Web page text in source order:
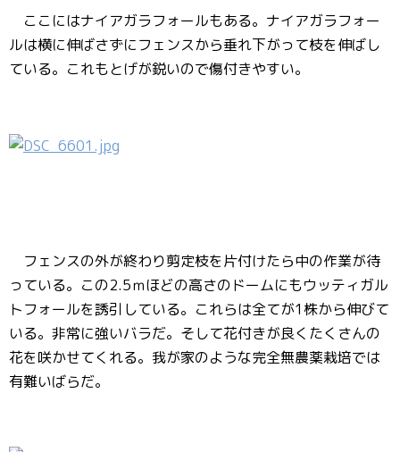
ここにはナイアガラフォールもある。ナイアガラフォー
ルは横に伸ばさずにフェンスから垂れ下がって枝を伸ばし
ている。これもとげが鋭いので傷付きやすい。
フェンスの外が終わり剪定枝を片付けたら中の作業が待
っている。この2.5ｍほどの高さのドームにもウッティガル
トフォールを誘引している。これらは全てが1株から伸びて
いる。非常に強いバラだ。そして花付きが良くたくさんの
花を咲かせてくれる。我が家のような完全無農薬栽培では
有難いばらだ。